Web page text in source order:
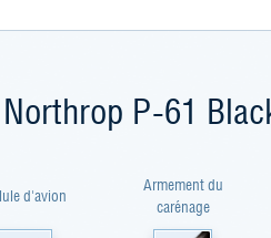
P-61
d'avion
Armement du
carénage